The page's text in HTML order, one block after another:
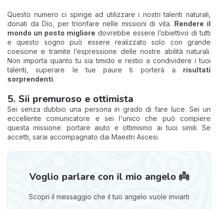
Questo numero ci spinge ad utilizzare i nostri talenti naturali,
donati da Dio, per trionfare nelle missioni di vita. Rendere il
mondo un posto migliore dovrebbe essere l’obiettivo di tutti
e questo sogno può essere realizzato solo con grande
coesione e tramite l’espressione delle nostre abilità naturali.
Non importa quanto tu sia timido e restio a condividere i tuoi
talenti, superare le tue paure ti porterà a risultati
sorprendenti.
5. Sii premuroso e ottimista
Sei senza dubbio una persona in grado di fare luce. Sei un
eccellente comunicatore e sei l'unico che può compiere
questa missione: portare aiuto e ottimismo ai tuoi simili. Se
accetti, sarai accompagnato dai Maestri Ascesi.
Voglio parlare con il mio angelo 👼
Scopri il messaggio che il tuo angelo vuole inviarti